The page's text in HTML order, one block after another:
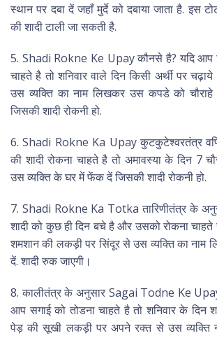
स्थान पर दबा दें जहाँ मुर्दे को दबाया जाता है. इस
की शादी टाली जा सकती है.
5. Shadi Rokne Ke Upay कौनसे है? यदि आप
चाहते है तो शनिवार वाले दिन किसी अर्थी पर
उस व्यक्ति का नाम लिखकर उस कपडे को
जिसकी शादी रोकनी हो.
6. Shadi Rokne Ka Upay कुटकुटेश्वरतंत्र
की शादी रोकना चाहते है तो अमावस्या के दिन 7
उस व्यक्ति के घर में फेंक दें जिसकी शादी रोकनी हो.
7. Shadi Rokne Ka Totka तारिणीतंत्र के
शादी को कुछ ही दिन बचे है और उसको रोकना चाहते
शमशान की लकड़ी पर सिंदूर से उस व्यक्ति का नाम
दें. शादी रुक जाएगी।
8. कालीतंत्र के अनुसार Sagai Todne Ke
आप सगाई को तोडना चाहते है तो शनिवार के दिन
पेड़ की सूखी लकड़ी पर अपने रक्त से उस व्यक्ति